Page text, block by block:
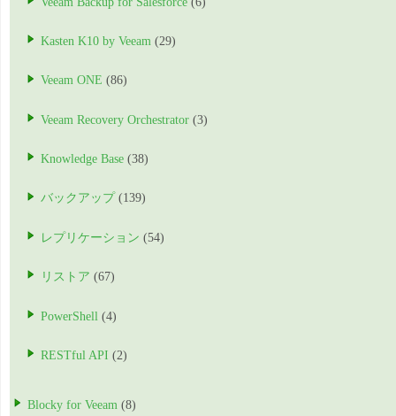
Kasten K10 by Veeam (29)
Veeam ONE (86)
Veeam Recovery Orchestrator (3)
Knowledge Base (38)
バックアップ (139)
レプリケーション (54)
リストア (67)
PowerShell (4)
RESTful API (2)
Blocky for Veeam (8)